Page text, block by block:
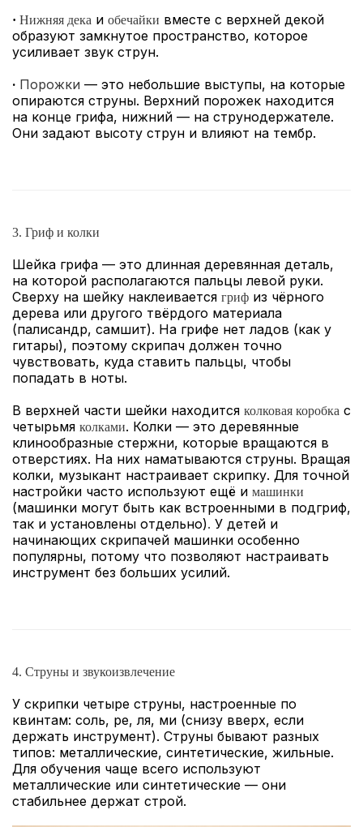
· Нижняя дека и обечайки вместе с верхней декой
образуют замкнутое пространство, которое
усиливает звук струн.
· Порожки — это небольшие выступы, на которые
опираются струны. Верхний порожек находится
на конце грифа, нижний — на струнодержателе.
Они задают высоту струн и влияют на тембр.
3. Гриф и колки
Шейка грифа — это длинная деревянная деталь,
на которой располагаются пальцы левой руки.
Сверху на шейку наклеивается гриф из чёрного
дерева или другого твёрдого материала
(палисандр, самшит). На грифе нет ладов (как у
гитары), поэтому скрипач должен точно
чувствовать, куда ставить пальцы, чтобы
попадать в ноты.
В верхней части шейки находится колковая коробка с
четырьмя колками. Колки — это деревянные
клинообразные стержни, которые вращаются в
отверстиях. На них наматываются струны. Вращая
колки, музыкант настраивает скрипку. Для точной
настройки часто используют ещё и машинки
(машинки могут быть как встроенными в подгриф,
так и установлены отдельно). У детей и
начинающих скрипачей машинки особенно
популярны, потому что позволяют настраивать
инструмент без больших усилий.
4. Струны и звукоизвлечение
У скрипки четыре струны, настроенные по
квинтам: соль, ре, ля, ми (снизу вверх, если
держать инструмент). Струны бывают разных
типов: металлические, синтетические, жильные.
Для обучения чаще всего используют
металлические или синтетические — они
стабильнее держат строй.